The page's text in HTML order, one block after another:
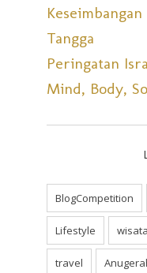
Tangga
Peringatan
Mind, Body,
BlogCompetition
Lifestyle wisata
travel